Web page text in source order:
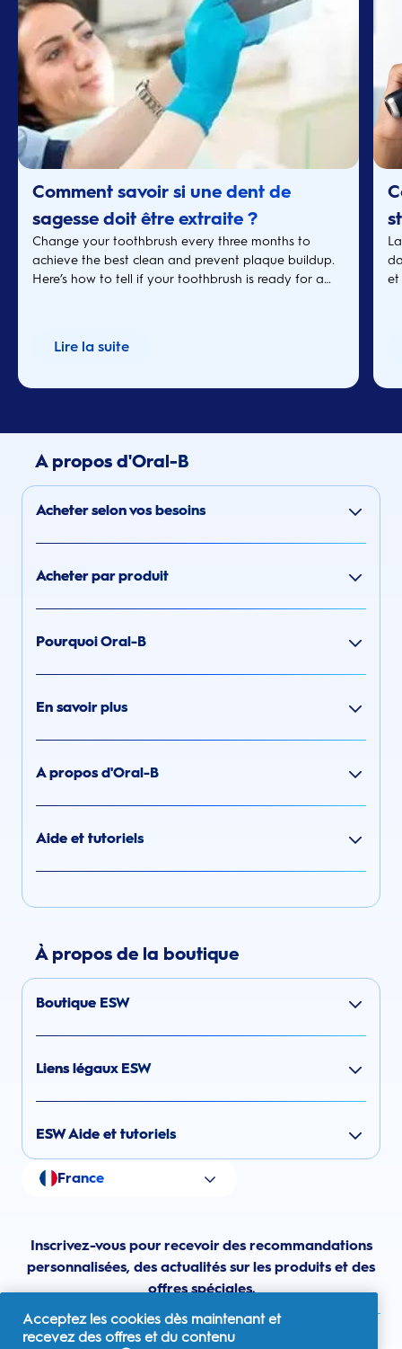
Comment savoir si une dent de
sagesse doit être extraite ?
Change your toothbrush every three months to
achieve the best clean and prevent plaque buildup.
Here’s how to tell if your toothbrush is ready for a
Lire la suite
et
A propos d'Oral-B
Acheter selon vos besoins
Acheter par produit
Pourquoi Oral-B
En savoir plus
A propos d'Oral-B
Aide et tutoriels
À propos de la boutique
Boutique ESW
Liens légaux ESW
ESW Aide et tutoriels
France
Inscrivez-vous pour recevoir des recommandations
personnalisées, des actualités sur les produits et des
offres spéciales.
Acceptez les cookies dès maintenant et
recevez des offres et du contenu